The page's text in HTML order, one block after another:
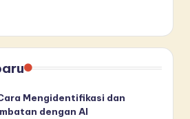
Mengidentifikasi dan
dengan AI